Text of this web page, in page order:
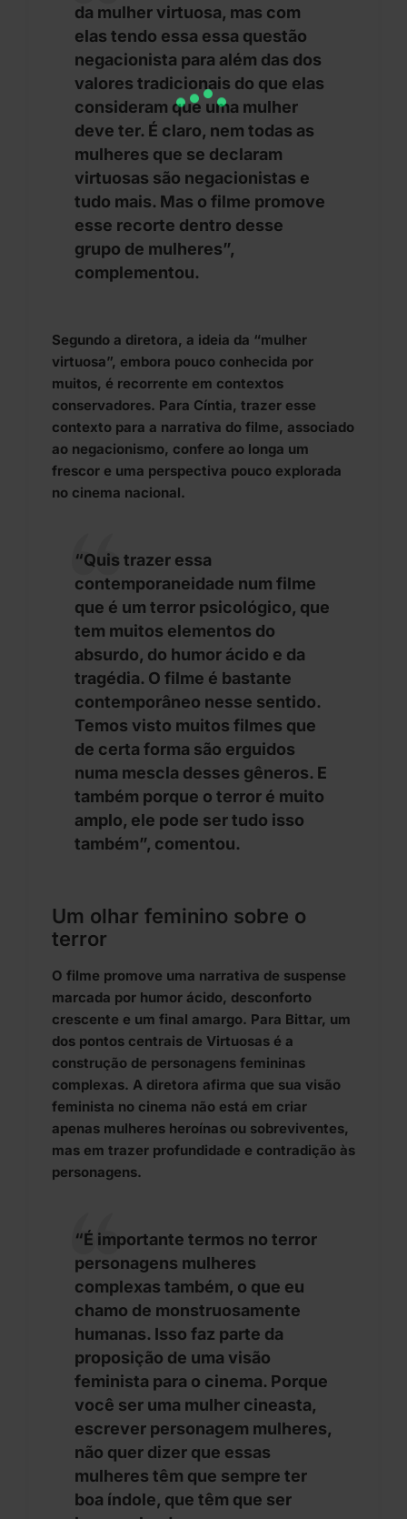
da mulher virtuosa, mas com
elas tendo essa essa questão
negacionista para além das dos
valores tradicionais do que elas
consideram que uma mulher
deve ter. É claro, nem todas as
mulheres que se declaram
virtuosas são negacionistas e
tudo mais. Mas o filme promove
esse recorte dentro desse
grupo de mulheres”,
complementou.
Segundo a diretora, a ideia da “mulher
virtuosa”, embora pouco conhecida por
muitos, é recorrente em contextos
conservadores. Para Cíntia, trazer esse
contexto para a narrativa do filme, associado
ao negacionismo, confere ao longa um
frescor e uma perspectiva pouco explorada
no cinema nacional.
“Quis trazer essa
contemporaneidade num filme
que é um terror psicológico, que
tem muitos elementos do
absurdo, do humor ácido e da
tragédia. O filme é bastante
contemporâneo nesse sentido.
Temos visto muitos filmes que
de certa forma são erguidos
numa mescla desses gêneros. E
também porque o terror é muito
amplo, ele pode ser tudo isso
também”, comentou.
Um olhar feminino sobre o
terror
O filme promove uma narrativa de suspense
marcada por humor ácido, desconforto
crescente e um final amargo. Para Bittar, um
dos pontos centrais de Virtuosas é a
construção de personagens femininas
complexas. A diretora afirma que sua visão
feminista no cinema não está em criar
apenas mulheres heroínas ou sobreviventes,
mas em trazer profundidade e contradição às
personagens.
“É importante termos no terror
personagens mulheres
complexas também, o que eu
chamo de monstruosamente
humanas. Isso faz parte da
proposição de uma visão
feminista para o cinema. Porque
você ser uma mulher cineasta,
escrever personagem mulheres,
não quer dizer que essas
mulheres têm que sempre ter
boa índole, que têm que ser